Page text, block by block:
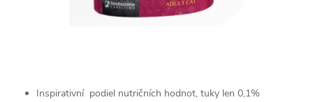
Inspirativní podiel nutričních hodnot, tuky len 0,1%